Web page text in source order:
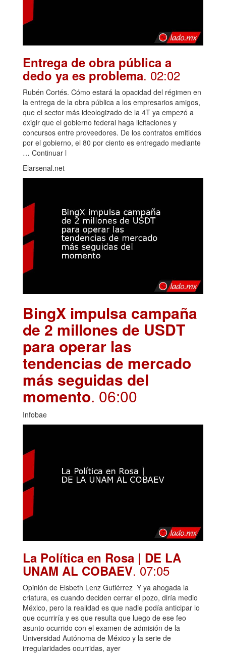
Entrega de obra pública a
dedo ya es problema. 02:02
Rubén Cortés. Cómo estará la opacidad del régimen en
la entrega de la obra pública a los empresarios amigos,
que el sector más ideologizado de la 4T ya empezó a
exigir que el gobierno federal haga licitaciones y
concursos entre proveedores. De los contratos emitidos
por el gobierno, el 80 por ciento es entregado mediante
… Continuar l
Elarsenal.net
BingX impulsa campaña
de 2 millones de USDT
para operar las
tendencias de mercado
más seguidas del
momento. 06:00
Infobae
La Política en Rosa | DE LA
UNAM AL COBAEV. 07:05
Opinión de Elsbeth Lenz Gutiérrez Y ya ahogada la
criatura, es cuando deciden cerrar el pozo, diría medio
México, pero la realidad es que nadie podía anticipar lo
que ocurriría y es que resulta que luego de ese feo
asunto ocurrido con el examen de admisión de la
Universidad Autónoma de México y la serie de
irregularidades ocurridas, ayer